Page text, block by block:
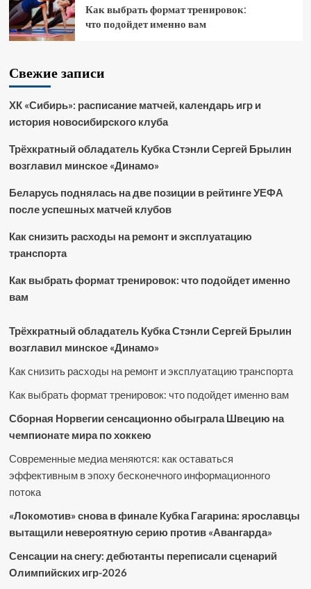
Как выбрать формат тренировок:
что подойдет именно вам
Свежие записи
ХК «Сибирь»: расписание матчей, календарь игр и
история новосибирского клуба
Трёхкратный обладатель Кубка Стэнли Сергей Брылин
возглавил минское «Динамо»
Беларусь поднялась на две позиции в рейтинге УЕФА
после успешных матчей клубов
Как снизить расходы на ремонт и эксплуатацию
транспорта
Как выбрать формат тренировок: что подойдет именно
вам
Трёхкратный обладатель Кубка Стэнли Сергей Брылин
возглавил минское «Динамо»
Как снизить расходы на ремонт и эксплуатацию транспорта
Как выбрать формат тренировок: что подойдет именно вам
Сборная Норвегии сенсационно обыграла Швецию на
чемпионате мира по хоккею
Современные медиа меняются: как оставаться
эффективным в эпоху бесконечного информационного
потока
«Локомотив» снова в финале Кубка Гагарина: ярославцы
вытащили невероятную серию против «Авангарда»
Сенсации на снегу: дебютанты переписали сценарий
Олимпийских игр-2026